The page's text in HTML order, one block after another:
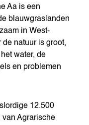
Aa is een
blauwgraslanden
in West-
natuur is groot,
water, de
en problemen
12.500
van Agrarische